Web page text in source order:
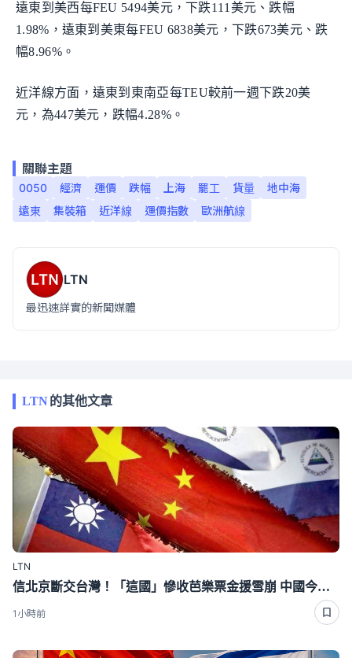
遠東到美西每FEU 5494美元，下跌111美元、跌幅
1.98%，遠東到美東每FEU 6838美元，下跌673美元、跌
幅8.96%。
近洋線方面，遠東到東南亞每TEU較前一週下跌20美
元，為447美元，跌幅4.28%。
關聯主題
0050 經濟 運價 跌幅 上海 罷工 貨量
地中海
遠東
集裝箱 近洋線 運價指數 歐洲航線
LTN
最迅速詳實的新聞媒體
LTN的其他文章
LTN
信北京斷交台灣！「這國」慘收芭樂票金援雪崩 中國今年只給26萬
1小時前